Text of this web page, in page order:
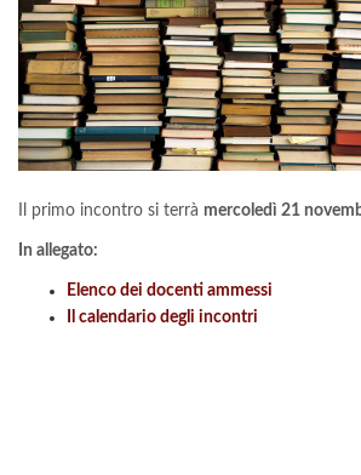
Il primo incontro si terrà mercoledì 21
In allegato:
Elenco dei docenti ammessi
Il calendario degli incontri